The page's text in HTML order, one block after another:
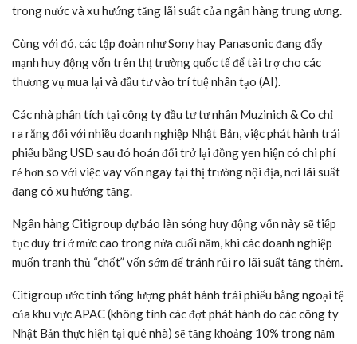
trong nước và xu hướng tăng lãi suất của ngân hàng trung ương.
Cùng với đó, các tập đoàn như Sony hay Panasonic đang đẩy
mạnh huy động vốn trên thị trường quốc tế để tài trợ cho các
thương vụ mua lại và đầu tư vào trí tuệ nhân tạo (AI).
Các nhà phân tích tại công ty đầu tư tư nhân Muzinich & Co chỉ
ra rằng đối với nhiều doanh nghiệp Nhật Bản, việc phát hành trái
phiếu bằng USD sau đó hoán đổi trở lại đồng yen hiện có chi phí
rẻ hơn so với việc vay vốn ngay tại thị trường nội địa, nơi lãi suất
đang có xu hướng tăng.
Ngân hàng Citigroup dự báo làn sóng huy động vốn này sẽ tiếp
tục duy trì ở mức cao trong nửa cuối năm, khi các doanh nghiệp
muốn tranh thủ “chốt” vốn sớm để tránh rủi ro lãi suất tăng thêm.
Citigroup ước tính tổng lượng phát hành trái phiếu bằng ngoại tệ
của khu vực APAC (không tính các đợt phát hành do các công ty
Nhật Bản thực hiện tại quê nhà) sẽ tăng khoảng 10% trong năm